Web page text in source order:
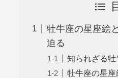
牡牛座の星座絵
迫る
知られざる
牡牛座の星座